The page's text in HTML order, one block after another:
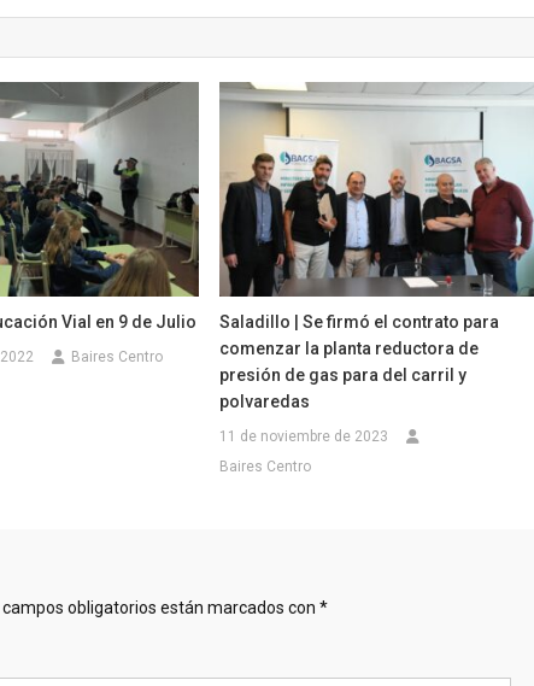
Vial en 9 de Julio
Baires Centro
Saladillo | Se firmó el contrato para
comenzar la planta reductora de
presión de gas para del carril y
polvaredas
11 de noviembre de 2023
Baires Centro
campos obligatorios están marcados con *